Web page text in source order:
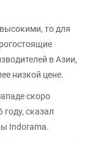
то для
в Азии,
низкой цене.
скоро
сказал
Indorama.